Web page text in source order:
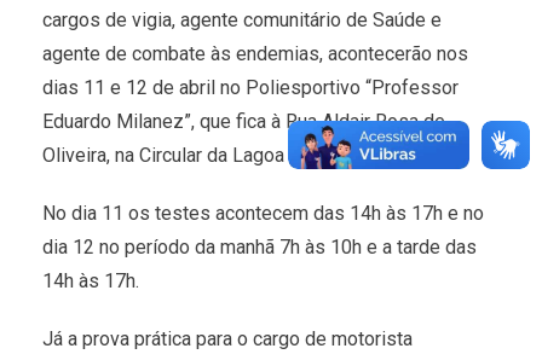
cargos de vigia, agente comunitário de Saúde e
agente de combate às endemias, acontecerão nos
dias 11 e 12 de abril no Poliesportivo “Professor
Eduardo Milanez”, que fica à Rua Aldair Rosa de
Oliveira, na Circular da Lagoa Maior.
No dia 11 os testes acontecem das 14h às 17h e no
dia 12 no período da manhã 7h às 10h e a tarde das
14h às 17h.
Já a prova prática para o cargo de motorista